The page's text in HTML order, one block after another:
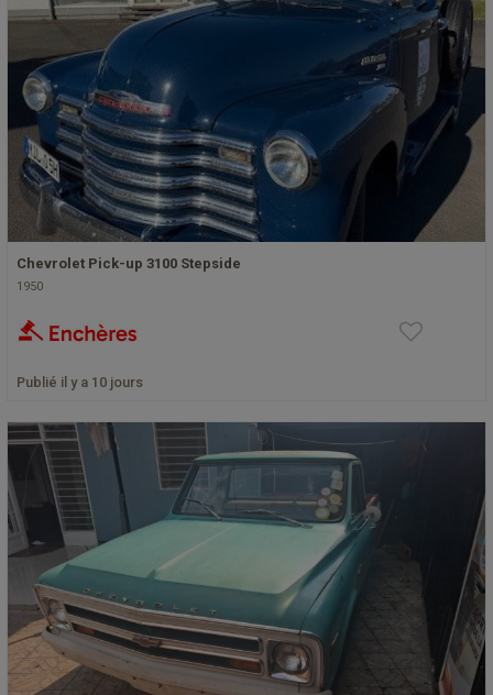
Chevrolet Pick-up 3100 Stepside
1950
Publié il y a 10 jours